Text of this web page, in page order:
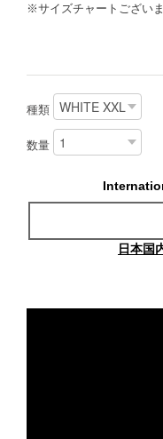
※サイズチャートござい
種類
数量
日本国